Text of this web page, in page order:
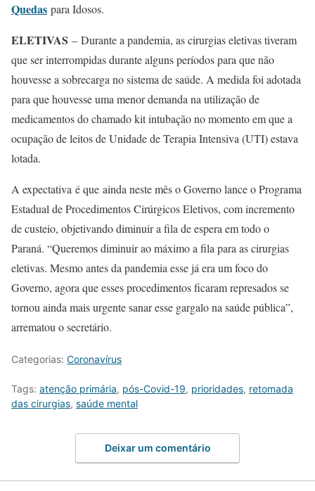
Quedas para Idosos.
ELETIVAS – Durante a pandemia, as cirurgias eletivas tiveram
que ser interrompidas durante alguns períodos para que não
houvesse a sobrecarga no sistema de saúde. A medida foi adotada
para que houvesse uma menor demanda na utilização de
medicamentos do chamado kit intubação no momento em que a
ocupação de leitos de Unidade de Terapia Intensiva (UTI) estava
lotada.
A expectativa é que ainda neste mês o Governo lance o Programa
Estadual de Procedimentos Cirúrgicos Eletivos, com incremento
de custeio, objetivando diminuir a fila de espera em todo o
Paraná. “Queremos diminuir ao máximo a fila para as cirurgias
eletivas. Mesmo antes da pandemia esse já era um foco do
Governo, agora que esses procedimentos ficaram represados se
tornou ainda mais urgente sanar esse gargalo na saúde pública”,
arrematou o secretário.
Categorias: Coronavírus
Tags: atenção primária, pós-Covid-19, prioridades, retomada
das cirurgias, saúde mental
Deixar um comentário